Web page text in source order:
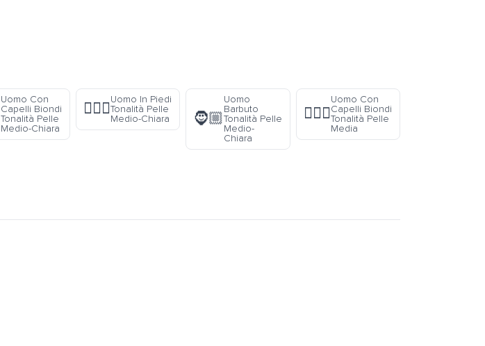
Uomo Con
Capelli Biondi
Tonalità Pelle
Medio-Chiara
🧍🏼‍♂️
Uomo In Piedi
Tonalità Pelle
Medio-Chiara
🧔🏼
Uomo
Barbuto
Tonalità Pelle
Medio-
Chiara
👱🏽‍♂️
Uomo Con
Capelli Biondi
Tonalità Pelle
Media